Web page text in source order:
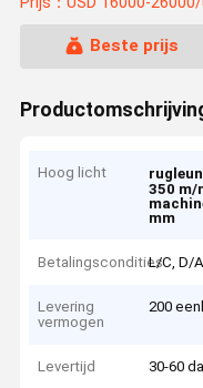
Beste prijs
Hoog licht
350 m/
mm
BetalingsconditiesL/C, D/
Levering
vermogen
200
Levertijd 30-60